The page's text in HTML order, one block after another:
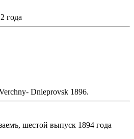
года
Dnieprovsk 1896.